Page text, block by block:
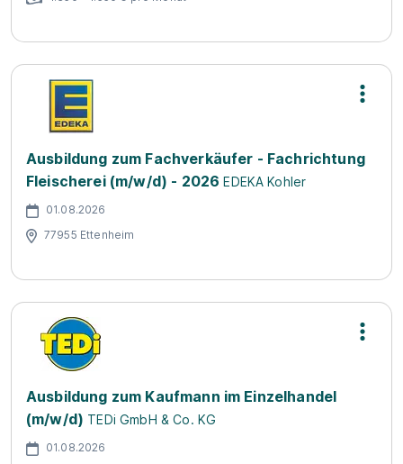
Ausbildung zum Fachverkäufer - Fachrichtung
Fleischerei (m/w/d) - 2026 EDEKA Kohler
01.08.2026
77955 Ettenheim
Ausbildung zum Kaufmann im Einzelhandel
(m/w/d) TEDi GmbH & Co. KG
01.08.2026